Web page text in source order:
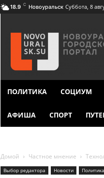
18.9 C Новоуральск Суббота, 8
ПОЛИТИКА СОЦИУМ
АФИША СПОРТ
Домой Частное мнение
Выбор редактора Новости Политика